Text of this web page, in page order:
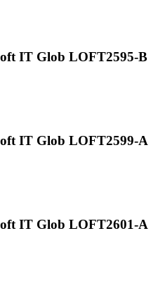
IT Glob LOFT2595-B
IT Glob LOFT2599-A
IT Glob LOFT2601-A